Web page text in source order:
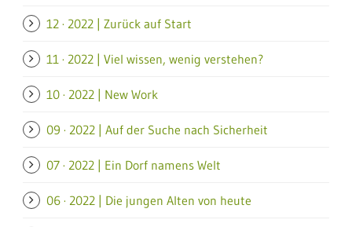
12 · 2022 | Zurück auf Start
11 · 2022 | Viel wissen, wenig verstehen?
10 · 2022 | New Work
09 · 2022 | Auf der Suche nach Sicherheit
07 · 2022 | Ein Dorf namens Welt
06 · 2022 | Die jungen Alten von heute